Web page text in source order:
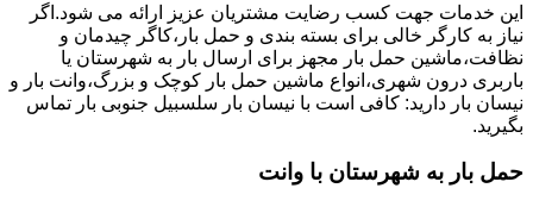
این خدمات جهت کسب رضایت مشتریان عزیز ارائه می شود.اگر
نیاز به کارگر خالی برای بسته بندی و حمل بار،کاگر چیدمان و
نظافت،ماشین حمل بار مجهز برای ارسال بار به شهرستان یا
باربری درون شهری،انواع ماشین حمل بار کوچک و بزرگ،وانت بار و
نیسان بار دارید: کافی است با نیسان بار سلسبیل جنوبی بار تماس
بگیرید.
حمل بار به شهرستان با وانت